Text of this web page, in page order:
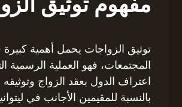
توثيق الزواجات يحمل أهمية
المجتمعات، فهو العملية الرسمية
اعتراف الدول بعقد الزواج وتوثيقه
بالنسبة للمقيمين الأجانب في